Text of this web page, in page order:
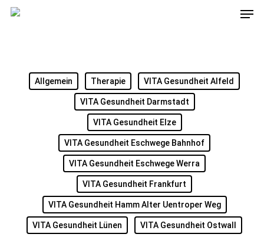
Skip
Allgemein Therapie VITA Gesundheit Alfeld
VITA Gesundheit Darmstadt
VITA Gesundheit Elze
VITA Gesundheit Eschwege Bahnhof
VITA Gesundheit Eschwege Werra
VITA Gesundheit Frankfurt
VITA Gesundheit Hamm Alter Uentroper Weg
VITA Gesundheit Lünen VITA Gesundheit Ostwall